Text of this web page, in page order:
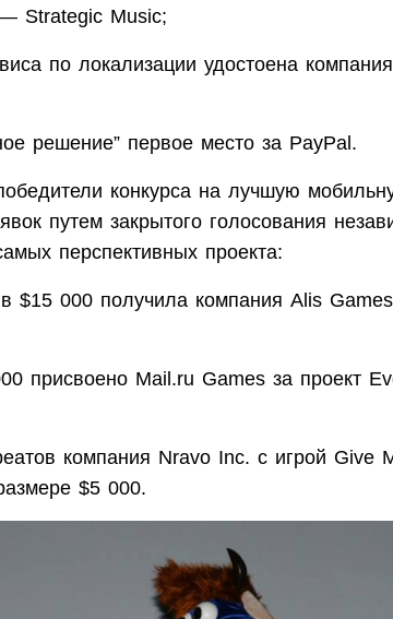
Strategic Music;
по локализации удостоена
решение” первое место за PayPal.
конкурса на лучшую
путем закрытого голосования
перспективных проекта:
$15 000 получила компания Alis
присвоено Mail.ru Games за проект
компания Nravo Inc. с игрой Give
$5 000.